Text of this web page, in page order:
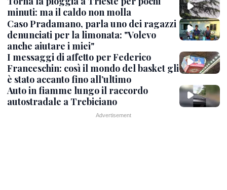
minuti: ma il caldo non molla
Caso Pradamano, parla uno dei ragazzi
denunciati per la limonata: "Volevo
anche aiutare i miei"
I messaggi di affetto per Federico
Franceschin: così il mondo del basket gli
è stato accanto fino all’ultimo
Auto in fiamme lungo il raccordo
autostradale a Trebiciano